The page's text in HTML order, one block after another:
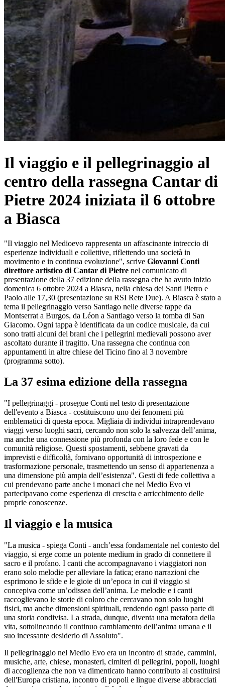
Il viaggio e il pellegrinaggio al
centro della rassegna Cantar di
Pietre 2024 iniziata il 6 ottobre
a Biasca
"Il viaggio nel Medioevo rappresenta un affascinante intreccio di
esperienze individuali e collettive, riflettendo una società in
movimento e in continua evoluzione", scrive Giovanni Conti
direttore artistico di Cantar di Pietre nel comunicato di
presentazione della 37 edizione della rassegna che ha avuto inizio
domenica 6 ottobre 2024 a Biasca, nella chiesa dei Santi Pietro e
Paolo alle 17,30 (presentazione su RSI Rete Due). A Biasca è stato a
tema il pellegrinaggio verso Santiago nelle diverse tappe da
Montserrat a Burgos, da Léon a Santiago verso la tomba di San
Giacomo. Ogni tappa è identificata da un codice musicale, da cui
sono tratti alcuni dei brani che i pellegrini medievali possono aver
ascoltato durante il tragitto. Una rassegna che continua con
appuntamenti in altre chiese del Ticino fino al 3 novembre
(programma sotto).
La 37 esima edizione della rassegna
"I pellegrinaggi - prosegue Conti nel testo di presentazione
dell'evento a Biasca - costituiscono uno dei fenomeni più
emblematici di questa epoca. Migliaia di individui intraprendevano
viaggi verso luoghi sacri, cercando non solo la salvezza dell’anima,
ma anche una connessione più profonda con la loro fede e con le
comunità religiose. Questi spostamenti, sebbene gravati da
imprevisti e difficoltà, fornivano opportunità di introspezione e
trasformazione personale, trasmettendo un senso di appartenenza a
una dimensione più ampia dell’esistenza". Gesti di fede collettiva a
cui prendevano parte anche i monaci che nel Medio Evo vi
partecipavano come esperienza di crescita e arricchimento delle
proprie conoscenze.
Il viaggio e la musica
"La musica - spiega Conti - anch’essa fondamentale nel contesto del
viaggio, si erge come un potente medium in grado di connettere il
sacro e il profano. I canti che accompagnavano i viaggiatori non
erano solo melodie per alleviare la fatica; erano narrazioni che
esprimono le sfide e le gioie di un’epoca in cui il viaggio si
concepiva come un’odissea dell’anima. Le melodie e i canti
raccoglievano le storie di coloro che cercavano non solo luoghi
fisici, ma anche dimensioni spirituali, rendendo ogni passo parte di
una storia condivisa. La strada, dunque, diventa una metafora della
vita, sottolineando il continuo cambiamento dell’anima umana e il
suo incessante desiderio di Assoluto".
Il pellegrinaggio nel Medio Evo era un incontro di strade, cammini,
musiche, arte, chiese, monasteri, cimiteri di pellegrini, popoli, luoghi
di accoglienza che non va dimenticato hanno contributo al costituirsi
dell'Europa cristiana, incontro di popoli e lingue diverse abbracciati